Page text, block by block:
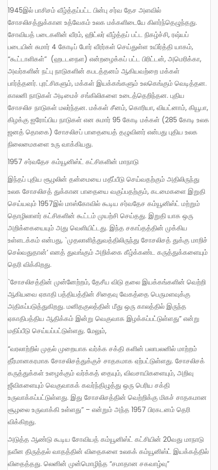
1945இல் பாசிசம் வீழ்த்தப்பட்ட பின்பு சர்வ தேச அளவில்
சோசலிசத்துக்கான உத்வேகம் உலக மக்களிடையே கிளர்ந்தெழுந்தது.
சோவியத் படைகளின் வீரம், ஹிட்லர் வீழ்த்தப் பட்ட நிகழ்ச்சி, ரஷ்யப்
படையின் சுமார் 4 கோடிப் போர் வீரர்கள் செய்துள்ள உயிர்த்தி யாகம்,
“கூட்டாளிகள்” (ஹடடநைள) என்றழைக்கப் பட்ட பிரிட்டன், அமெரிக்கா,
அவர்களின் நட்பு நாடுகளின் கபடத்தனம் ஆகியவற்றை மக்கள்
பார்த்தனர். புரட்சிகளும், மக்கள் இயக்கங்களும் உலகெங்கும் வெடித்தன.
காலனி நாடுகள் அடிமைச் சங்கிலிகளை உடைத்தெறிந்தன. புதிய
சோசலிச நாடுகள் மலர்ந்தன. மக்கள் சீனம், கொரியா, வியட்னாம், கியூபா,
கிழக்கு ஐரோப்பிய நாடுகள் என சுமார் 95 கோடி மக்கள் (285 கோடி உலக
ஜனத் தொகை) சோசலிசப் பாதையைத் தழுவினர் என்பது புதிய உலக
நிலைமைகளை உரு வாக்கியது.
1957 சர்வதேச கம்யூனிஸ்ட் கட்சிகளின் மாநாடு
இந்தப் புதிய சூழலின் தன்மையை மதீப்பீடு செய்வதற்கும் அதிலிருந்து
உலக சோசலிசத் துக்கான பாதையை வகுப்பதற்கும், கடமைகளை இறுதி
செய்யவும் 1957இல் மாஸ்கோவில் கூடிய சர்வதேச கம்யூனிஸ்ட் மற்றும்
தொழிலாளர் கட்சிகளின் கூட்டம் முயற்சி செய்தது. இறுதி யாக ஒரு
அறிக்கையையும் அது வெளியிட்டது. இந்த சகாப்தத்தின் முக்கிய
உள்ளடக்கம் என்பது, `முதலாளித்துவத்திலிருந்து சோசலிசத் துக்கு மாறிச்
செல்வதுதான்’ எனத் துவங்கும் அறிக்கை கீழ்க்கண்ட கருத்துக்களையும்
தெரி விக்கிறது.
`சோசலிசத்தின் முன்னேற்றம், தேசீய விடு தலை இயக்கங்களின் வெற்றி
ஆகியவை ஏகாதி பத்தியத்தின் சிதைவு வேகத்தை பெருமளவுக்கு
அதிகப்படுத்துகிறது. மனிதகுலத்தின் மீது ஒரு காலத்தில் இருந்த
ஏகாதிபத்திய ஆதிக்கம் இன்று வெகுவாக இழக்கப்பட்டுள்ளது” என்று
மதிப்பீடு செய்யப்பட்டுள்ளது. மேலும்,
“வரலாற்றில் முதல் முறையாக வர்க்க சக்தி களின் பலாபலனில் மாற்றம்
தீர்மானகரமாக சோசலிசத்துக்குச் சாதகமாக ஏற்பட்டுள்ளது. சோசலிசக்
கருத்துக்கள் உழைக்கும் வர்க்கத் தையும், விவசாயிகளையும், அறிவு
ஜீவிகளையும் வெகுவாகக் கவர்ந்திழுத்து ஒரு பெரிய சக்தி
உருவாக்கப்பட்டுள்ளது. இது சோசலிசத்தின் வெற்றிக்கு மிகச் சாதகமான
சூழலை உருவாக்கி உள்ளது” – என்றும் அந்த 1957 பிரகடனம் தெரி
விக்கிறது.
அடுத்த ஆண்டு கூடிய சோவியத் கம்யூனிஸ்ட் கட்சியின் 20வது மாநாடு
நவீன திருத்தல் வாதத்தின் விதைகளை உலகக் கம்யூனிஸ்ட் இயக்கத்தில்
விதைத்தது. லெனின் முன்மொழிந்த “சமாதான சகவாழ்வு”